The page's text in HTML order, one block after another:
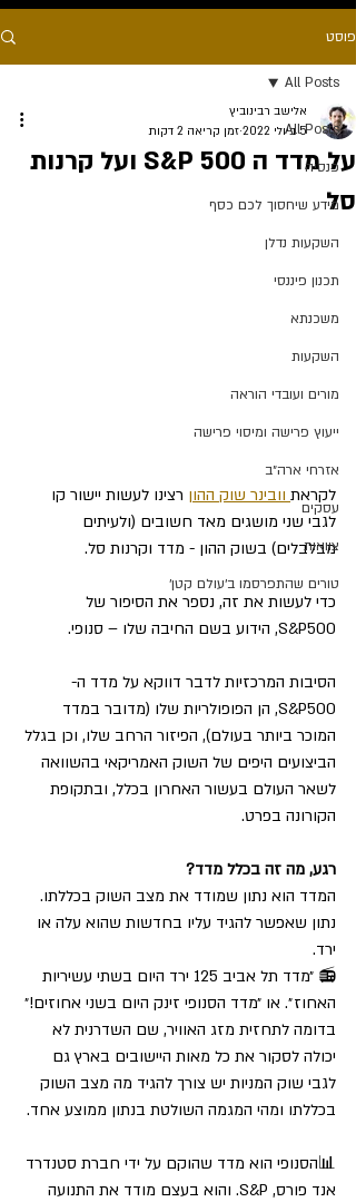
פוסט
All Posts
פנסיה
מידע שיחסוך לכם כסף
השקעות נדלן
תכנון פיננסי
משכנתא
השקעות
מורים ועובדי הוראה
ייעוץ פרישה ומיסוי פרישה
אזרחי ארה״ב
עסקים
צוואות
טורים שהתפרסמו ב׳עולם קטן׳
All Posts
על מדד ה S&P 500 ועל קרנות
סל
אלישב רבינוביץ
5 ביולי 2022
זמן קריאה 2 דקות
לקראת וובינר שוק ההון רצינו לעשות יישור קו
לגבי שני מושגים מאד חשובים (ולעיתים
מבלבלים) בשוק ההון - מדד וקרנות סל.
כדי לעשות את זה, נספר את הסיפור של
S&P500, הידוע בשם החיבה שלו – סנופי.
הסיבות המרכזיות לדבר דווקא על מדד ה-
S&P500, הן הפופולריות שלו (מדובר במדד
המוכר ביותר בעולם), הפיזור הרחב שלו, וכן בגלל
הביצועים היפים של השוק האמריקאי בהשוואה
לשאר העולם בעשור האחרון בכלל, ובתקופת
הקורונה בפרט.
רגע, מה זה בכלל מדד?
המדד הוא נתון שמודד את מצב השוק בכללתו.
נתון שאפשר להגיד עליו בחדשות שהוא עלה או
ירד.
📻 ״מדד תל אביב 125 ירד היום בשתי עשיריות
האחוז״. או ״מדד הסנופי זינק היום בשני אחוזים!״
בדומה לתחזית מזג האוויר, שם השדרנית לא
יכולה לסקור את כל מאות היישובים בארץ גם
לגבי שוק המניות יש צורך להגיד מה מצב השוק
בכללתו ומהי המגמה השולטת בנתון ממוצע אחד.
📊הסנופי הוא מדד שהוקם על ידי חברת סטנדרד
אנד פורס, S&P. והוא בעצם מודד את התנועה